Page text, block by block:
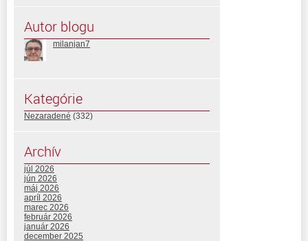
Autor blogu
milanjan7
Kategórie
Nezaradené (332)
Archív
júl 2026
jún 2026
máj 2026
apríl 2026
marec 2026
február 2026
január 2026
december 2025